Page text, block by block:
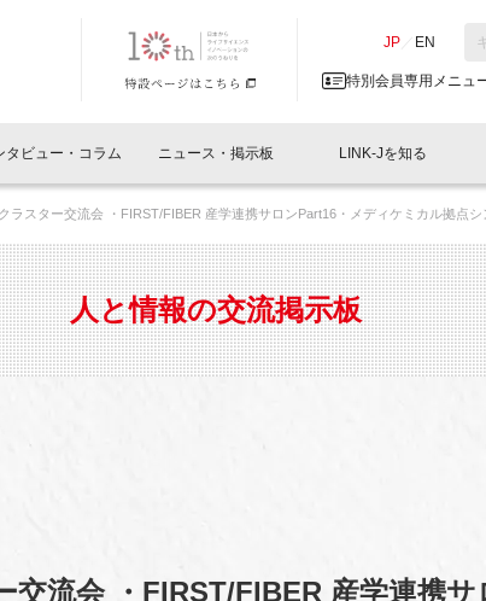
JP EN
特別会員専用メニュ
閉じる
イベントレポート一覧
LINK-J主催・共催
LINK-J協賛・協力
What's "UNIKORN"？
タビュー・コラム
ベンチャーインタビュー 会報
サポーターコラム 日本
ニュース・掲示板
人と情報の交流掲示板一覧
会員プレスリリース
募集
LINK-Jを知る
Why in Nihonbashi
サポーター紹介 事業
パンフレット GTB
特別会員について 入会
オフィス・ラボ 施設
ラスター交流会 ・FIRST/FIBER 産学連携サロンPart16・メディケミカル拠点シ
人と情報の交流掲示板
交流会 ・FIRST/FIBER 産学連携サ